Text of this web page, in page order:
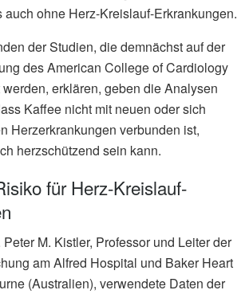
auch ohne Herz-Kreislauf-Erkrankungen.
der Studien, die demnächst auf der
des American College of Cardiology
erklären, geben die Analysen
Kaffee nicht mit neuen oder sich
Herzerkrankungen verbunden ist,
herzschützend sein kann.
für Herz-Kreislauf-
Peter M. Kistler, Professor und Leiter der
am Alfred Hospital und Baker Heart
(Australien), verwendete Daten der